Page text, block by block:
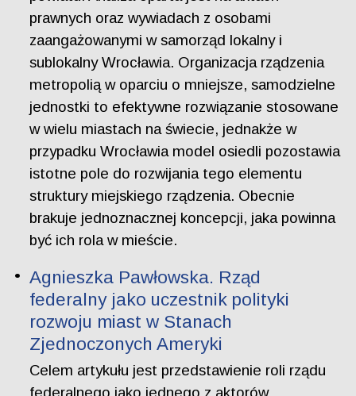
prawnych oraz wywiadach z osobami
zaangażowanymi w samorząd lokalny i
sublokalny Wrocławia. Organizacja rządzenia
metropolią w oparciu o mniejsze, samodzielne
jednostki to efektywne rozwiązanie stosowane
w wielu miastach na świecie, jednakże w
przypadku Wrocławia model osiedli pozostawia
istotne pole do rozwijania tego elementu
struktury miejskiego rządzenia. Obecnie
brakuje jednoznacznej koncepcji, jaka powinna
być ich rola w mieście.
Agnieszka Pawłowska. Rząd
federalny jako uczestnik polityki
rozwoju miast w Stanach
Zjednoczonych Ameryki
Celem artykułu jest przedstawienie roli rządu
federalnego jako jednego z aktorów